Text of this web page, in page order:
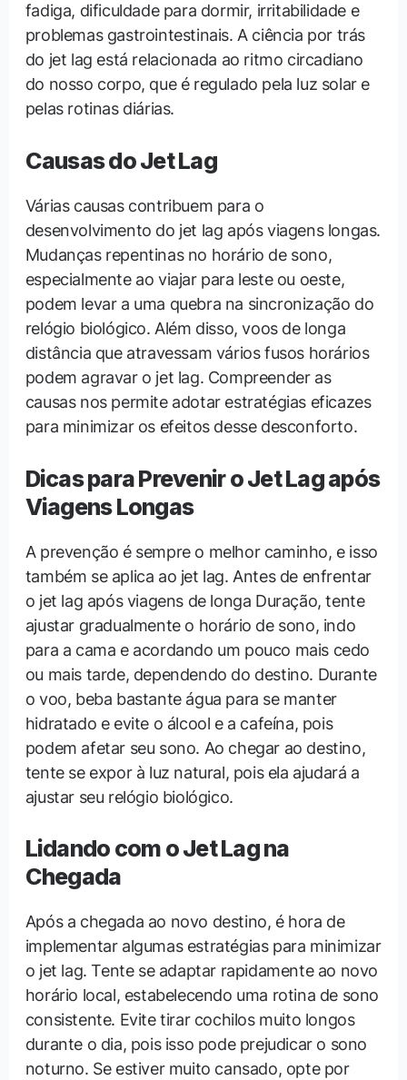
fadiga, dificuldade para dormir, irritabilidade e
problemas gastrointestinais. A ciência por trás
do jet lag está relacionada ao ritmo circadiano
do nosso corpo, que é regulado pela luz solar e
pelas rotinas diárias.
Causas do Jet Lag
Várias causas contribuem para o
desenvolvimento do jet lag após viagens longas.
Mudanças repentinas no horário de sono,
especialmente ao viajar para leste ou oeste,
podem levar a uma quebra na sincronização do
relógio biológico. Além disso, voos de longa
distância que atravessam vários fusos horários
podem agravar o jet lag. Compreender as
causas nos permite adotar estratégias eficazes
para minimizar os efeitos desse desconforto.
Dicas para Prevenir o Jet Lag após
Viagens Longas
A prevenção é sempre o melhor caminho, e isso
também se aplica ao jet lag. Antes de enfrentar
o jet lag após viagens de longa Duração, tente
ajustar gradualmente o horário de sono, indo
para a cama e acordando um pouco mais cedo
ou mais tarde, dependendo do destino. Durante
o voo, beba bastante água para se manter
hidratado e evite o álcool e a cafeína, pois
podem afetar seu sono. Ao chegar ao destino,
tente se expor à luz natural, pois ela ajudará a
ajustar seu relógio biológico.
Lidando com o Jet Lag na
Chegada
Após a chegada ao novo destino, é hora de
implementar algumas estratégias para minimizar
o jet lag. Tente se adaptar rapidamente ao novo
horário local, estabelecendo uma rotina de sono
consistente. Evite tirar cochilos muito longos
durante o dia, pois isso pode prejudicar o sono
noturno. Se estiver muito cansado, opte por